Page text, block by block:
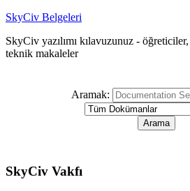
SkyCiv Belgeleri
SkyCiv yazılımı kılavuzunuz - öğreticiler,
teknik makaleler
Aramak:
SkyCiv Vakfı